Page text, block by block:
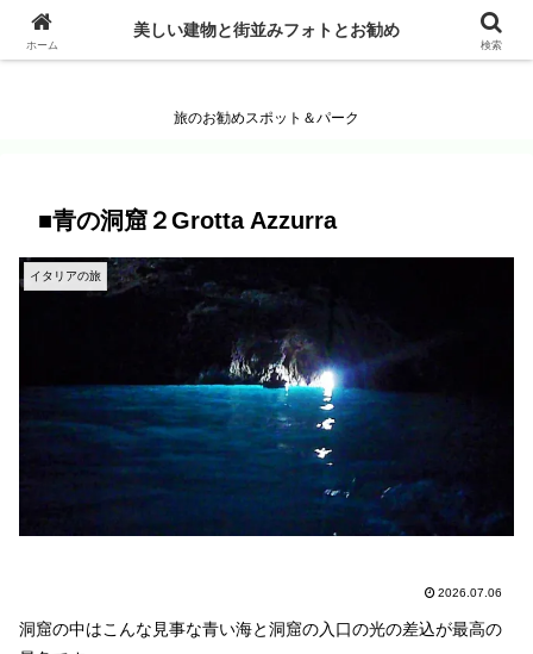
美しい建物と街並みフォトとお勧め
旅のお勧めスポット＆パーク
■青の洞窟２Grotta Azzurra
イタリアの旅
2026.07.06
洞窟の中はこんな見事な青い海と洞窟の入口の光の差込が最高の
ホーム
美しい建物と街並みフォトとお勧め
検索